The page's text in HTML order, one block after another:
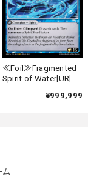
ム
≪Foil≫Fragmented
Spirit of Water[UR]
¥999,999